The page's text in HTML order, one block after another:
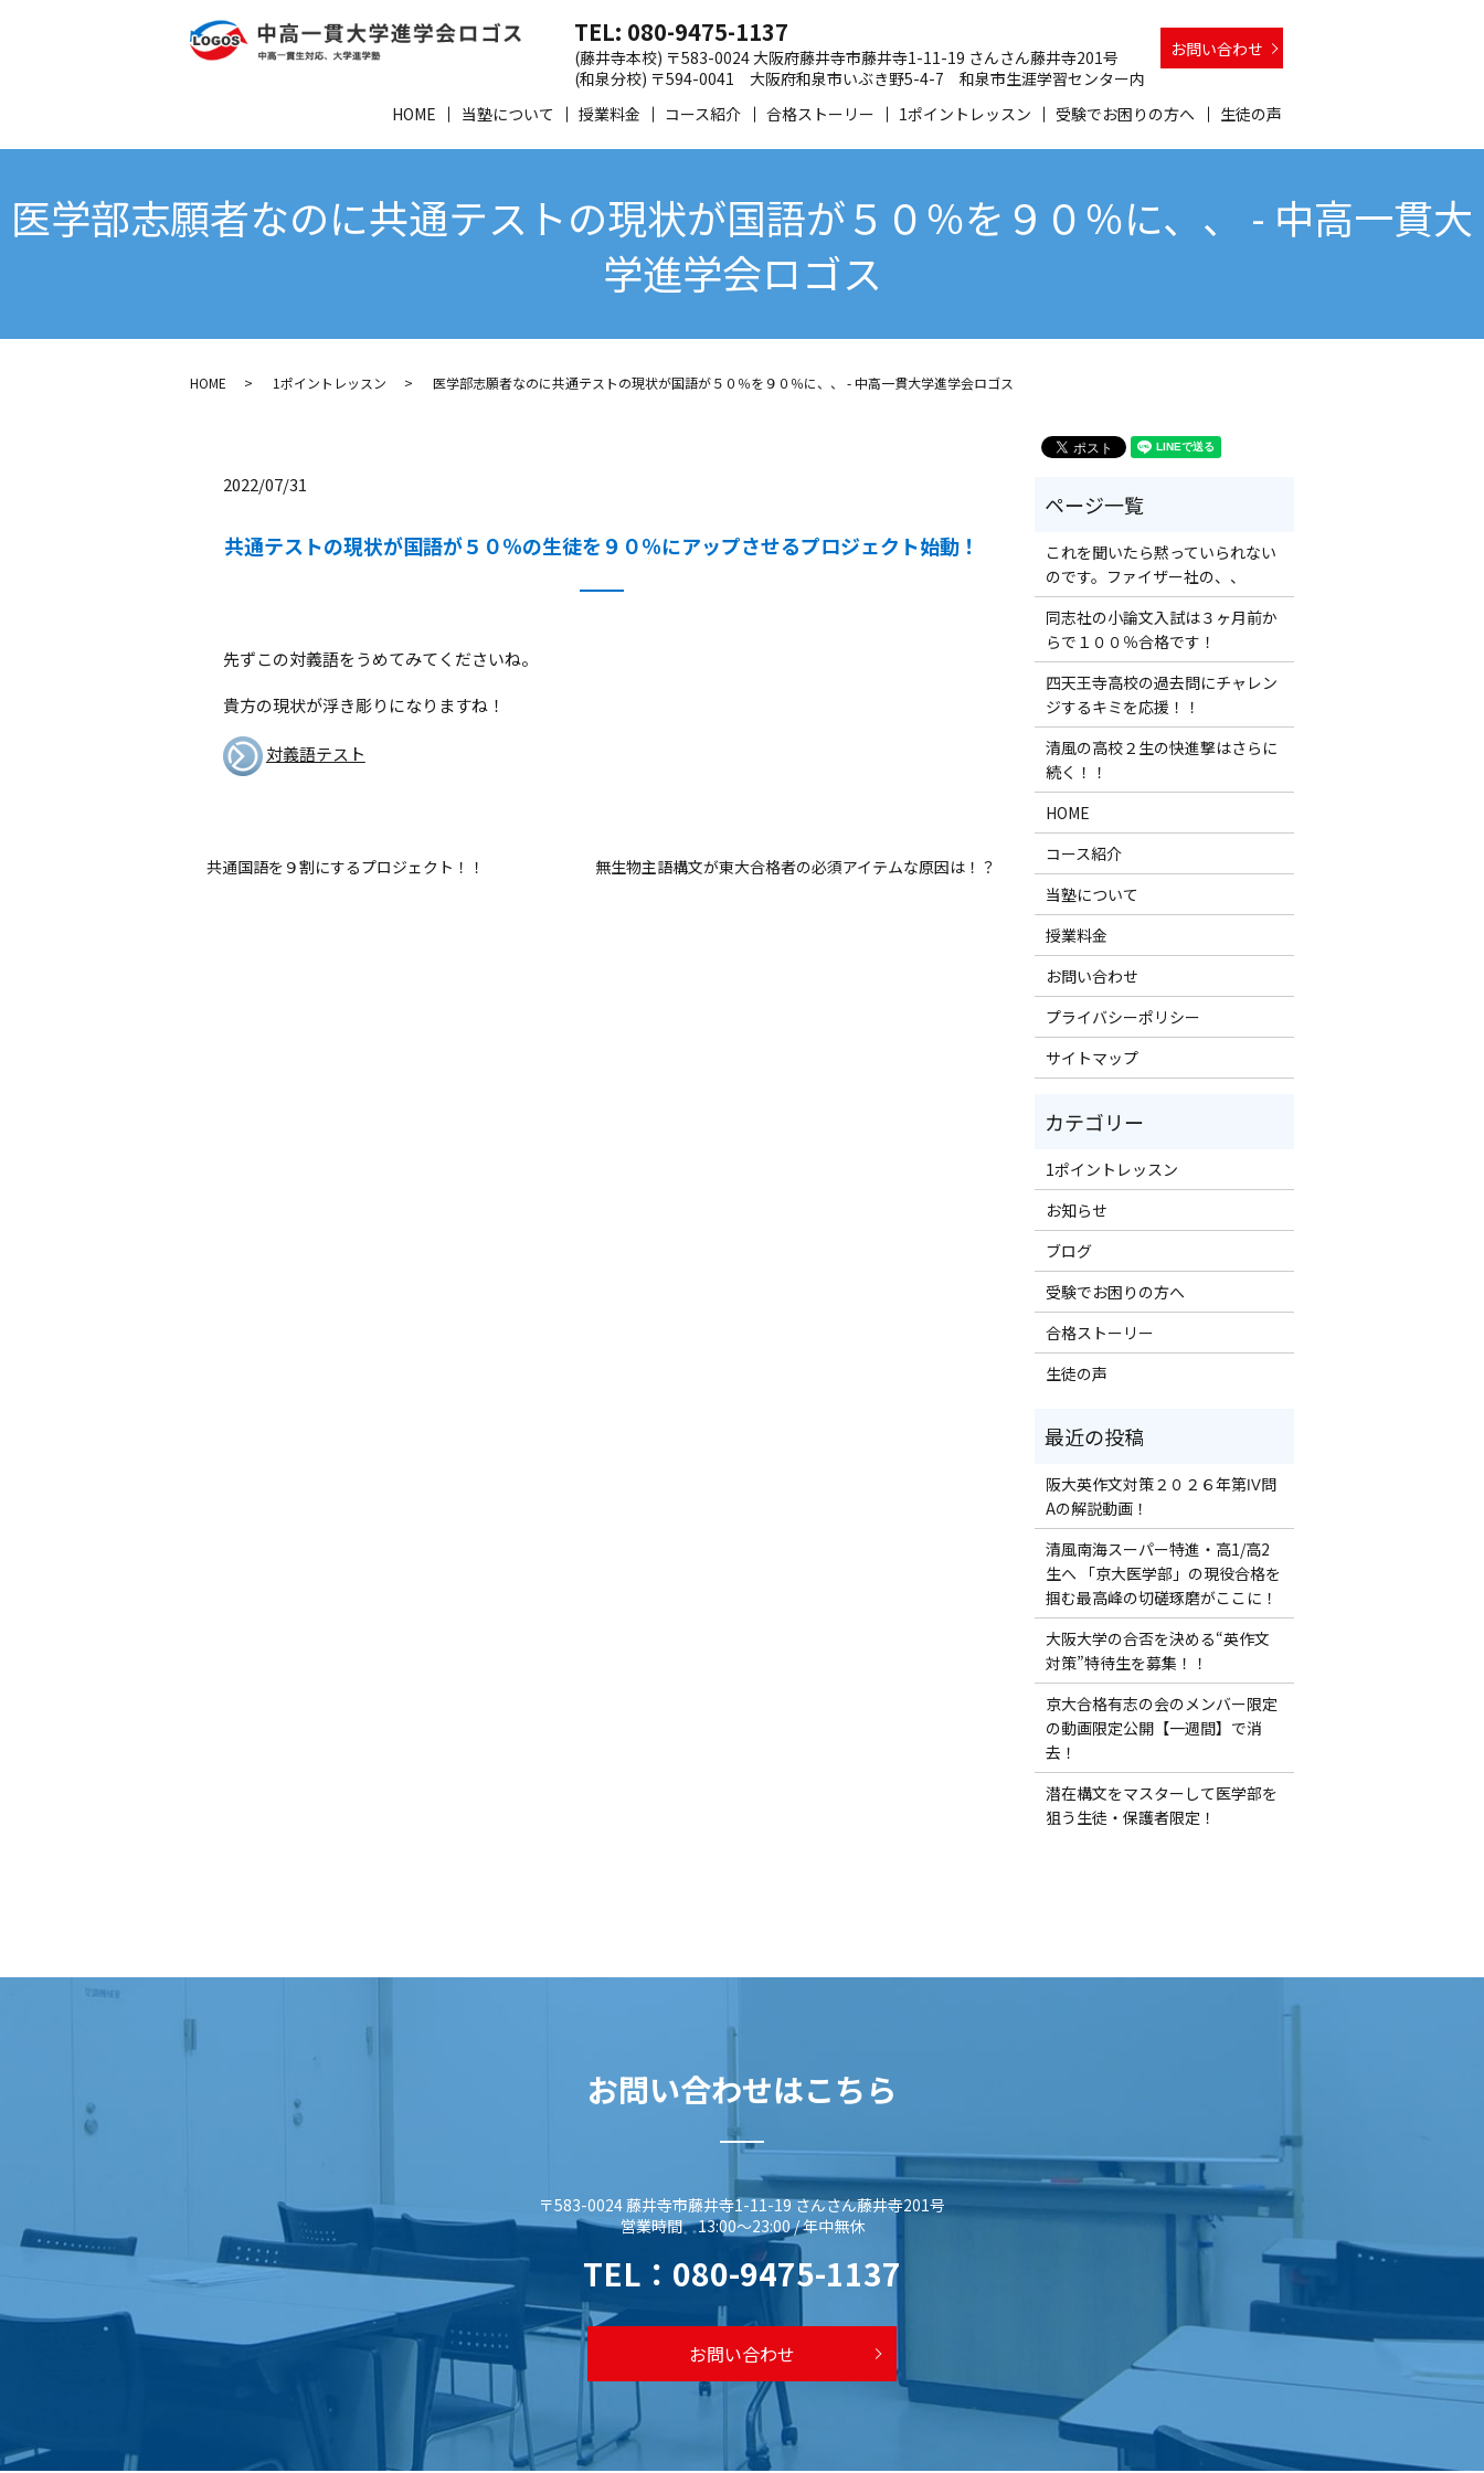
HOME 当塾について 授業料金 コース紹介 合格ストーリー 1ポイントレッスン 受験でお困りの方へ 生徒の声
TEL: 080-9475-1137
(藤井寺本校) 〒583-0024 大阪府藤井寺市藤井寺1-11-19 さんさん藤井寺201号
(和泉分校) 〒594-0041 大阪府和泉市いぶき野5-4-7 和泉市生涯学習センター内
お問い合わせ
医学部志願者なのに共通テストの現状が国語が５０％を９０％に、、 - 中高一貫大
学進学会ロゴス
HOME 1ポイントレッスン 医学部志願者なのに共通テストの現状が国語が５０％を９０％に、、 - 中高一貫大学進学会ロゴス
2022/07/31
共通テストの現状が国語が５０％の生徒を９０％にアップさせるプロジェクト始動！
先ずこの対義語をうめてみてくださいね。
貴方の現状が浮き彫りになりますね！
対義語テスト
共通国語を９割にするプロジェクト！！ 無生物主語構文が東大合格者の必須アイテムな原因は！？
これを聞いたら黙っていられない
のです。ファイザー社の、、
同志社の小論文入試は３ヶ月前か
らで１００％合格です！
四天王寺高校の過去問にチャレン
ジするキミを応援！！
清風の高校２生の快進撃はさらに
続く！！
HOME
コース紹介
当塾について
授業料金
お問い合わせ
プライバシーポリシー
サイトマップ
1ポイントレッスン
お知らせ
ブログ
受験でお困りの方へ
合格ストーリー
生徒の声
阪大英作文対策２０２６年第Ⅳ問
Aの解説動画！
清風南海スーパー特進・高1/高2
生へ 「京大医学部」の現役合格を
掴む最高峰の切磋琢磨がここに！
大阪大学の合否を決める“英作文
対策”特待生を募集！！
京大合格有志の会のメンバー限定
の動画限定公開【一週間】で消
去！
潜在構文をマスターして医学部を
狙う生徒・保護者限定！
お問い合わせはこちら
〒583-0024 藤井寺市藤井寺1-11-19 さんさん藤井寺201号
営業時間 13:00～23:00 / 年中無休
TEL： 080-9475-1137
お問い合わせ